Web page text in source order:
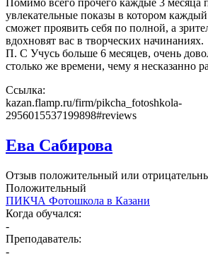
Помимо всего прочего каждые 3 месяца
увлекательные показы в котором
сможет проявить себя по полной, а
вдохновят вас в творческих начинаниях.
П. С Учусь больше 6 месяцев, очень
столько же времени, чему я несказанно
Ссылка:
kazan.flamp.ru/firm/pikcha_fotoshkola-
2956015537199898#reviews
Ева Сабирова
Отзыв положительный или
Положительный
ПИКЧА Фотошкола в Казани
Когда обучался:
-
Преподаватель:
-